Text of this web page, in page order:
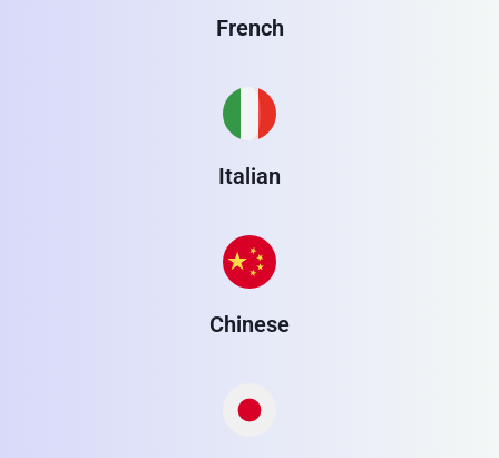
French
Italian
Chinese